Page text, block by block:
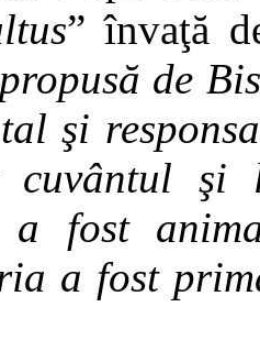
” învaţă
de
şi
şi
a fost
a fost